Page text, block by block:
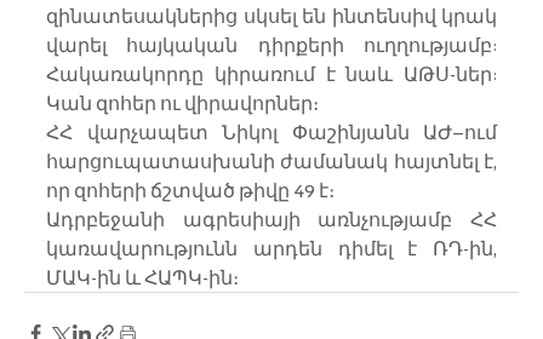
զինատեսակներից սկսել են ինտենսիվ կրակ
վարել հայկական դիրքերի ուղղությամբ:
Հակառակորդը կիրառում է նաև ԱԹՍ-ներ:
Կան զոհեր ու վիրավորներ։
ՀՀ վարչապետ Նիկոլ Փաշինյանն ԱԺ–ում
հարցուպատասխանի ժամանակ հայտնել է,
որ զոհերի ճշտված թիվը 49 է։
Ադրբեջանի ագրեսիայի առնչությամբ ՀՀ
կառավարությունն արդեն դիմել է ՌԴ-ին,
ՄԱԿ-ին և ՀԱՊԿ-ին։